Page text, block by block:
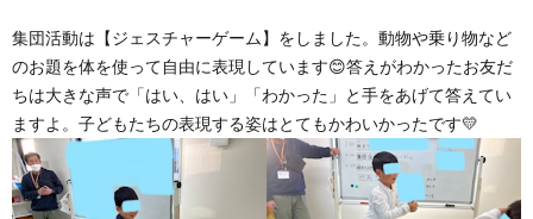
集団活動は【ジェスチャーゲーム】をしました。動物や乗り物など
のお題を体を使って自由に表現しています😊答えがわかったお友だ
ちは大きな声で「はい、はい」「わかった」と手をあげて答えてい
ますよ。子どもたちの表現する姿はとてもかわいかったです💛